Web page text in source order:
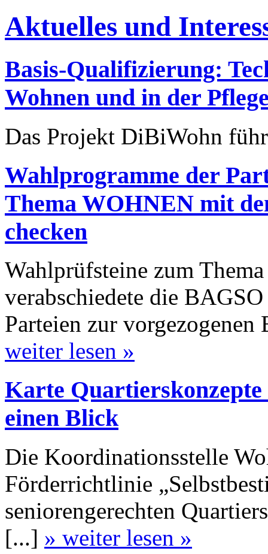
Aktuelles und
Basis-Qualifizierung:
Wohnen und in der
Das Projekt DiBiWohn
Wahlprogramme der
Thema WOHNEN mit
checken
Wahlprüfsteine zum
verabschiedete die
Parteien zur
weiter lesen »
Karte
einen Blick
Die Koordinationsstelle
Förderrichtlinie
seniorengerechten
[...] » weiter lesen »